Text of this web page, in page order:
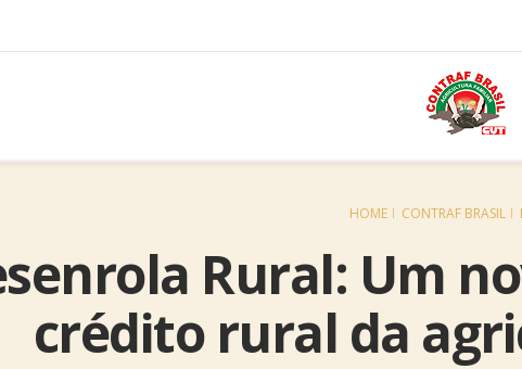
HOME CONTRAF BRASIL
Rural: Um
crédito rural da